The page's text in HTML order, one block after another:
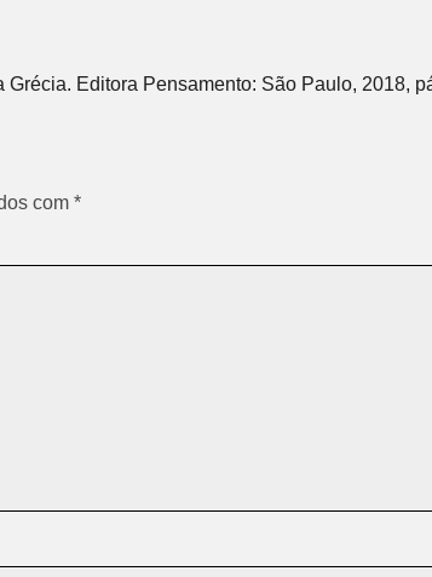
Editora Pensamento: São Paulo, 2018,
com *